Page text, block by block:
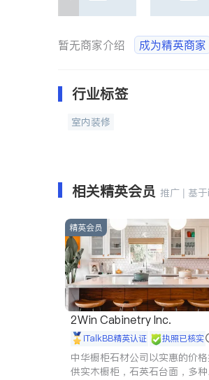
暂无商家介绍 成为精英商家
行业标签
室内装修
相关精英会员 推广 | 基
精英会员
2Win Cabinetry Inc.
iTalkBB精英认证 执照已核实
中华橱柜石材公司以实惠的价
供实木橱柜，石英石台面，多